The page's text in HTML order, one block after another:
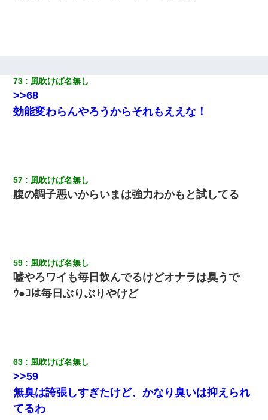
73 風吹けば名無し
>>68
効能変わらんやろうからそれもええな！
57 風吹けば名無し
腹の調子悪いからいまは強力わかもと試してる
59 風吹けば名無し
嘘やろワイも毎日飲んでるけどオナラは臭うで
ｳ●ｺは毎日ぶりぶりやけど
63 風吹けば名無し
>>59
無臭は誇張しすぎたけど、かなり臭いは抑えられ
てるわ